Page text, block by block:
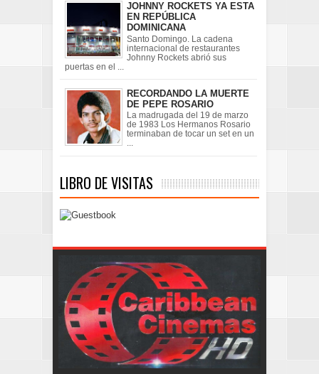
JOHNNY ROCKETS YA ESTA
EN REPÚBLICA
DOMINICANA
Santo Domingo. La cadena
internacional de restaurantes
Johnny Rockets abrió sus
puertas en el ...
RECORDANDO LA MUERTE
DE PEPE ROSARIO
La madrugada del 19 de marzo
de 1983 Los Hermanos Rosario
terminaban de tocar un set en un
...
LIBRO DE VISITAS